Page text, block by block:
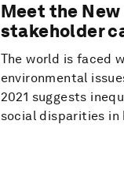
Meet the
stakeholder
The world is faced
environmental
2021 suggests
social disparities in